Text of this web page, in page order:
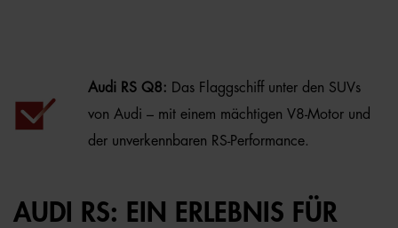
Audi RS Q8: Das Flaggschiff unter den SUVs
von Audi – mit einem mächtigen V8-Motor und
der unverkennbaren RS-Performance.
AUDI RS: EIN ERLEBNIS FÜR